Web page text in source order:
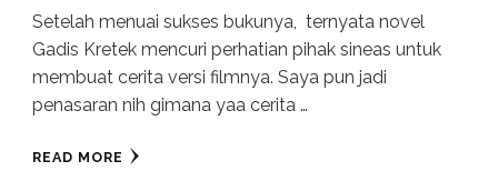
Setelah menuai sukses bukunya, ternyata novel
Gadis Kretek mencuri perhatian pihak sineas untuk
membuat cerita versi filmnya. Saya pun jadi
penasaran nih gimana yaa cerita …
READ MORE